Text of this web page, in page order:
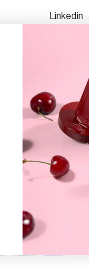
Linkedin
Pinterest